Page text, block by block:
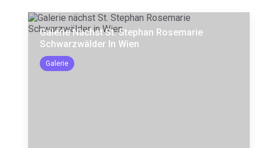
Galerie Nächst St. Stephan Rosemarie
Schwarzwälder In Wien
Galerie